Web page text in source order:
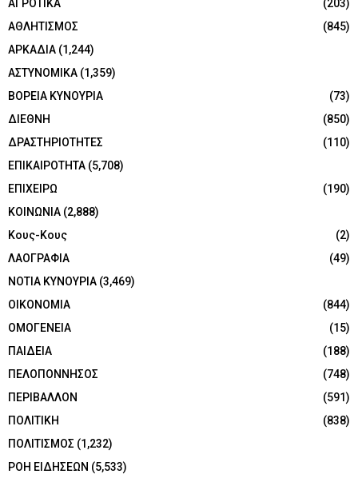
ΑΓΡΟΤΙΚΑ
(203)
ΑΘΛΗΤΙΣΜΟΣ
(845)
ΑΡΚΑΔΙΑ (1,244)
ΑΣΤΥΝΟΜΙΚΑ (1,359)
ΒΟΡΕΙΑ ΚΥΝΟΥΡΙΑ
(73)
ΔΙΕΘΝΗ
(850)
ΔΡΑΣΤΗΡΙΟΤΗΤΕΣ
(110)
ΕΠΙΚΑΙΡΟΤΗΤΑ (5,708)
ΕΠΙΧΕΙΡΩ
(190)
ΚΟΙΝΩΝΙΑ (2,888)
Κους-Κους
(2)
ΛΑΟΓΡΑΦΙΑ
(49)
ΝΟΤΙΑ ΚΥΝΟΥΡΙΑ (3,469)
ΟΙΚΟΝΟΜΙΑ
(844)
ΟΜΟΓΕΝΕΙΑ
(15)
ΠΑΙΔΕΙΑ
(188)
ΠΕΛΟΠΟΝΝΗΣΟΣ
(748)
ΠΕΡΙΒΑΛΛΟΝ
(591)
ΠΟΛΙΤΙΚΗ
(838)
ΠΟΛΙΤΙΣΜΟΣ (1,232)
ΡΟΗ ΕΙΔΗΣΕΩΝ (5,533)